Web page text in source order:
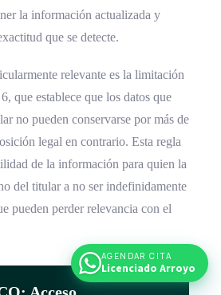
la información actualizada y
que se detecte.
relevante es la limitación
que establece que los datos que
no pueden conservarse por más de
legal en contrario. Esta regla
de la información para quien la
del titular a no ser indefinidamente
pueden perder relevancia con el
AGENDAR CITA
Licenciado Arroyo